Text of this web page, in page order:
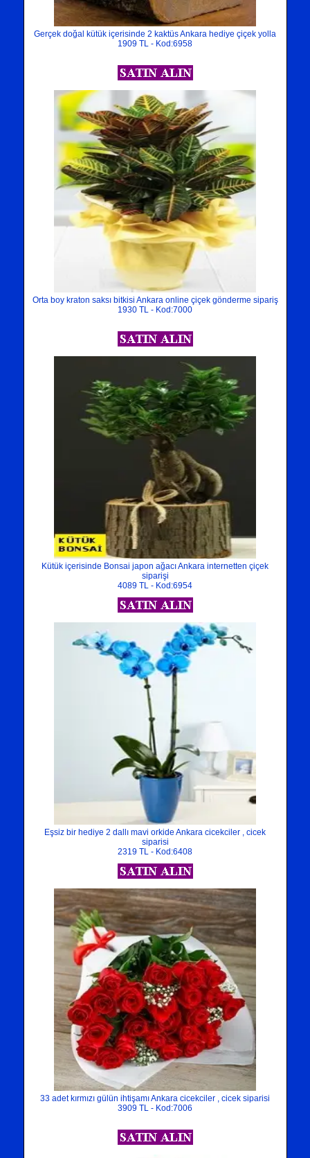
Gerçek doğal kütük içerisinde 2 kaktüs Ankara hediye çiçek yolla
1909 TL - Kod:6958
Orta boy kraton saksı bitkisi Ankara online çiçek gönderme sipariş
1930 TL - Kod:7000
Kütük içerisinde Bonsai japon ağacı Ankara internetten çiçek
siparişi
4089 TL - Kod:6954
Eşsiz bir hediye 2 dallı mavi orkide Ankara cicekciler , cicek
siparisi
2319 TL - Kod:6408
33 adet kırmızı gülün ihtişamı Ankara cicekciler , cicek siparisi
3909 TL - Kod:7006